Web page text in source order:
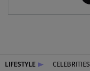
LIFESTYLE CELEBRITIES